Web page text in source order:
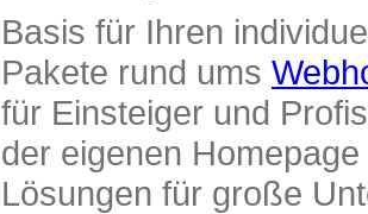
Basis für Ihren
Pakete rund ums
für Einsteiger und
der eigenen
Lösungen für große